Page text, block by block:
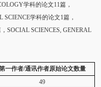
学科的论文11篇，
学科的论文1篇，
SOCIAL SCIENCES, GENERAL
一作者/通讯作者原始论文数量
49